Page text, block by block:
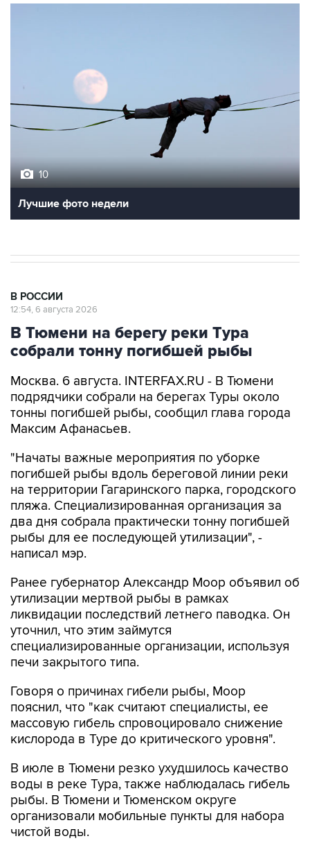
10
Лучшие фото недели
В РОССИИ
12:54, 6 августа 2026
В Тюмени на берегу реки Тура
собрали тонну погибшей рыбы
Москва. 6 августа. INTERFAX.RU - В Тюмени
подрядчики собрали на берегах Туры около
тонны погибшей рыбы, сообщил глава города
Максим Афанасьев.
"Начаты важные мероприятия по уборке
погибшей рыбы вдоль береговой линии реки
на территории Гагаринского парка, городского
пляжа. Специализированная организация за
два дня собрала практически тонну погибшей
рыбы для ее последующей утилизации", -
написал мэр.
Ранее губернатор Александр Моор объявил об
утилизации мертвой рыбы в рамках
ликвидации последствий летнего паводка. Он
уточнил, что этим займутся
специализированные организации, используя
печи закрытого типа.
Говоря о причинах гибели рыбы, Моор
пояснил, что "как считают специалисты, ее
массовую гибель спровоцировало снижение
кислорода в Туре до критического уровня".
В июле в Тюмени резко ухудшилось качество
воды в реке Тура, также наблюдалась гибель
рыбы. В Тюмени и Тюменском округе
организовали мобильные пункты для набора
чистой воды.